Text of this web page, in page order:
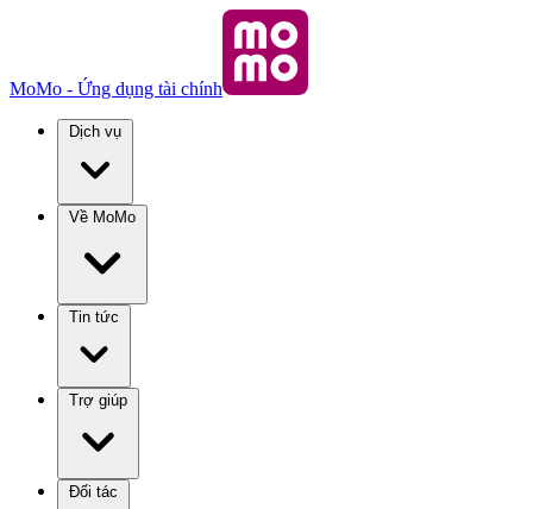
MoMo - Ứng dụng tài chính
Dịch vụ
Về MoMo
Tin tức
Trợ giúp
Đối tác